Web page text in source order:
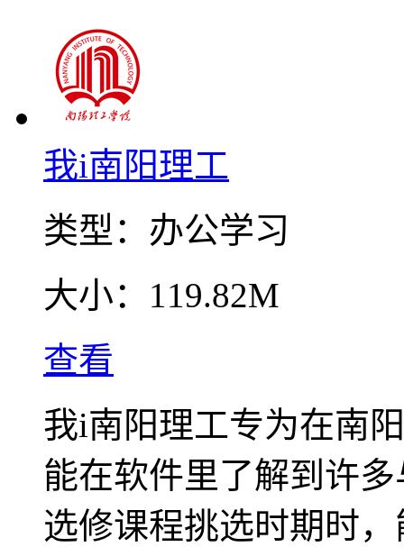
我i南阳理工
类型： 办公学习
大小： 119.82M
查看
我i南阳理工专为在南
能在软件里了解到许
选修课程挑选时期时